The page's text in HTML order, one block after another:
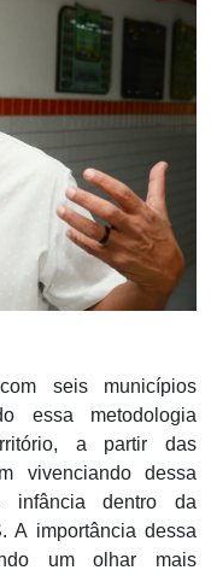
seis municípios
essa metodologia
a partir das
vivenciando dessa
infância dentro da
A importância dessa
um olhar mais